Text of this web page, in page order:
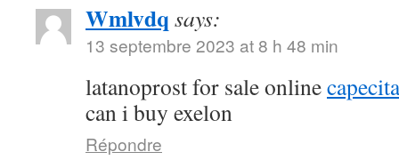
Wmlvdq says:
13 septembre 2023 at 8 h 48 min
latanoprost for sale online
can i buy exelon
Répondre